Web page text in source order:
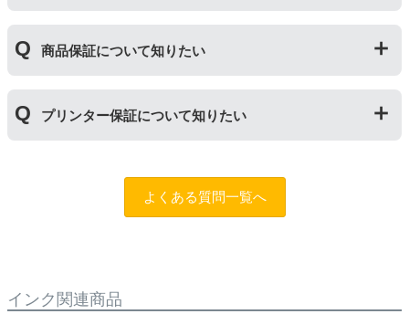
ください。
たつの保証」を設けております。商品はご購入から１年
以内、ご使用プリンタ―についてもプリンターご購入か
ら１年以内であれば保証の適用が可能です。
ら１年間とさせていただいておりますので、可能な限り
保証期間内に使い切っていただくようお願いいたしま
す。また、保管の際は直射日光の当たらない冷暗所での
保管をお願いいたします。
商品保証について知りたい
保証期間：ご購入日から１年間
トラブルが発生した際、サポートスタッフにご相談のう
品返金を承る制度です。
※商品の不具合ではなく、プリンターの操作方法によっ
て改善する場合もありますので、まずは当店までご相談
・商品を返送する前に必ず当店までご連絡をいただきサ
プリンター保証について知りたい
保証期間：プリンター本体ご購入日から１年間
当店のインクが原因でトラブルが発生し、サポートスタ
作方法によって改善する場合もありますので、まずは当
よくある質問一覧へ
インク関連商品